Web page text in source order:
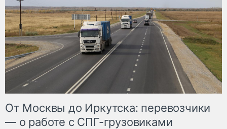
От Москвы до Иркутска: перевозчики
— о работе с СПГ-грузовиками